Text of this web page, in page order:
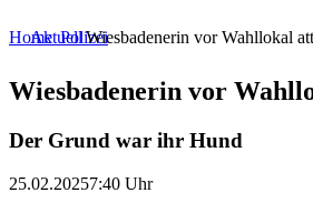
HomeAktuellPolizeiWiesbadenerin vor Wahllokal
Wiesbadenerin vor
Der Grund war ihr Hund
25.02.20257:40 Uhr